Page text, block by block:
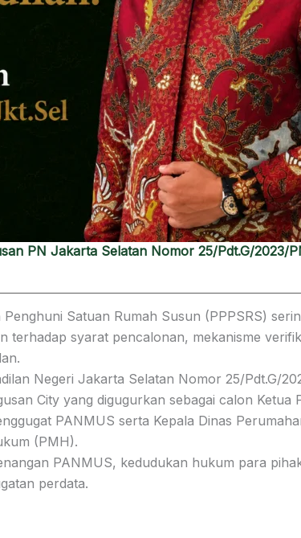
PN Jakarta Selatan Nomor 25/Pdt.G/2023/
Satuan Rumah Susun (PPPSRS)
syarat pencalonan, mekanisme
Negeri Jakarta Selatan Nomor 25/Pdt.G/
City yang digugurkan sebagai calon Ketua
PANMUS serta Kepala Dinas
(PMH).
PANMUS, kedudukan hukum para
perdata.